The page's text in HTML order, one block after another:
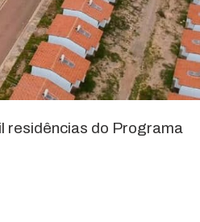
residências do Programa